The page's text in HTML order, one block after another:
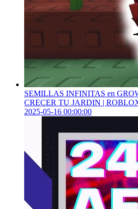
SEMILLAS INFINITAS en
CRECER TU JARDIN |
2025-05-16 00:00:00